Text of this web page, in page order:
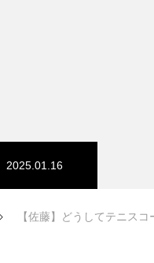
2025.01.16
【佐藤】どうしてテニス